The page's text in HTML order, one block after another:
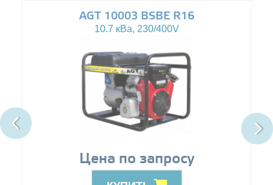
AGT 10003 BSBE R16
10.7 кВа, 230/400V
Цена по запросу